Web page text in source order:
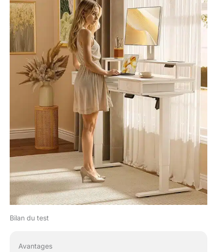
idéal pour les petits
appartements et les
bureaux. Le colis
comprend un manuel
illustré, un ensemble
complet d'outils
d'installation et un guide
d'installation vidéo
(français non garanti).
Chaque pièce est
emballée
individuellement et
clairement étiquetée,
vous aidant à l'assembler
avec facilité.
Bilan du test
Avantages